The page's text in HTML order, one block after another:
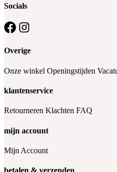
Socials
Overige
Onze winkel Openingstijden
klantenservice
Retourneren Klachten FAQ
mijn account
Mijn Account
betalen & verzenden